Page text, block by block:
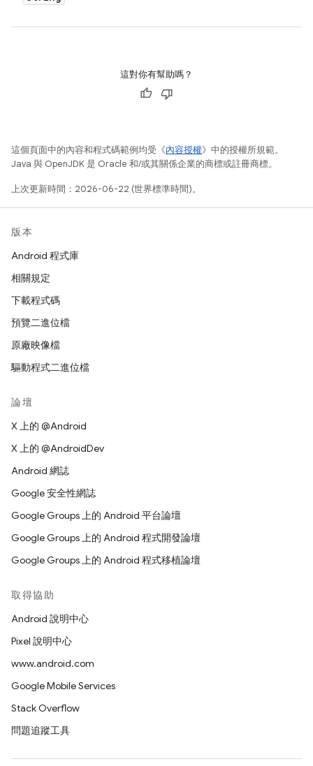
這對你有幫助嗎？
這個頁面中的內容和程式碼範例均受《內容授權》中的授權所規範。
Java 與 OpenJDK 是 Oracle 和/或其關係企業的商標或註冊商標。
上次更新時間：2026-06-22 (世界標準時間)。
版本
Android 程式庫
相關規定
下載程式碼
預覽二進位檔
原廠映像檔
驅動程式二進位檔
論壇
X 上的 @Android
X 上的 @AndroidDev
Android 網誌
Google 安全性網誌
Google Groups 上的 Android 平台論壇
Google Groups 上的 Android 程式開發論壇
Google Groups 上的 Android 程式移植論壇
取得協助
Android 說明中心
Pixel 說明中心
www.android.com
Google Mobile Services
Stack Overflow
問題追蹤工具